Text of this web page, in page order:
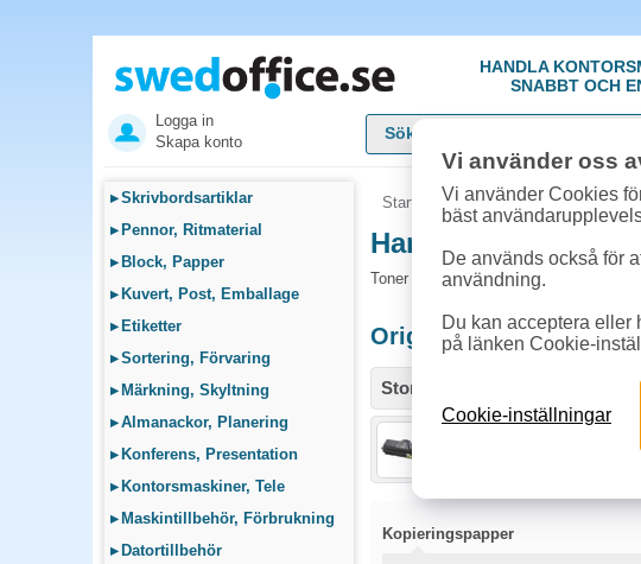
HANDLA
SNABBT OCH
Logga in
Skapa konto
▸Skrivbordsartiklar
▸ Pennor, Ritmaterial
▸ Block, Papper
▸ Kuvert, Post, Emballage
▸ Etiketter
▸Sortering, Förvaring
▸ Märkning, Skyltning
▸Almanackor, Planering
▸ Konferens, Presentation
▸ Kontorsmaskiner, Tele
▸ Maskintillbehör, Förbrukning
▸ Datortillbehör
Startsida » Sök bläck & toner»
Handla Toner till
Toner och tillbehör som passar till
Originalprodukter till
Storlek / info
Toner Kyocera
Kopieringspapper
Vi använder oss
Vi använder Cookies
bäst
De används också för
användning.
Du kan acceptera eller
på länken Cookie-
Cookie-inställningar